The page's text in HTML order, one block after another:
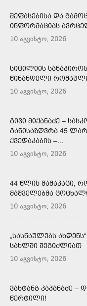
ᲨᲔᲤᲐᲡᲔᲑᲘᲡᲐ ᲓᲐ
ᲘᲜᲤᲝᲠᲛᲐᲪᲘᲐᲡ
10 აგვისტო, 2026
ᲡᲘᲪᲘᲚᲘᲘᲡ
ᲬᲘᲜᲐᲜᲓᲔᲚᲘ ᲠᲝᲛᲐᲣᲚᲘ
10 აგვისტო, 2026
ᲒᲘᲕᲘ ᲛᲘᲥᲐᲜᲐᲫᲔ –
ᲒᲐᲜᲘᲡᲐᲖᲦᲕᲠᲐ 45
ᲥᲕᲔᲓᲐᲙᲐᲑᲘᲡ –...
10 აგვისტო, 2026
44 ᲬᲚᲘᲡ ᲛᲐᲛᲐᲙᲐᲪᲘ,
ᲛᲐᲨᲕᲔᲚᲔᲑᲛᲐ
10 აგვისტო, 2026
„ᲡᲐᲡᲬᲐᲣᲚᲔᲑᲡ
ᲡᲐᲮᲚᲨᲘ ᲨᲔᲒᲘᲫᲚᲘᲐᲗ
10 აგვისტო, 2026
ᲕᲐᲮᲢᲐᲜᲒ ᲙᲐᲞᲐᲜᲐᲫᲔ –
ᲬᲔᲠᲢᲘᲚᲘ!